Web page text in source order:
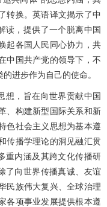
转换。英语译文揭示了中
读，提供了一个脱离中国
起各国人民同心协力，共
中国共产党的领导下，不
进步作为自己的使命。
想，旨在向世界贡献中国
、构建新型国际关系和新
色社会主义思想为基本遵
传播学理论的洞见融汇贯
重内涵及其跨文化传播研
了向世界传播真诚、友谊
民族伟大复兴、全球治理
各项事业发展提供根本遵